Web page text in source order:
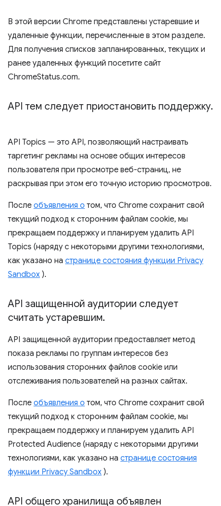
В этой версии Chrome представлены устаревшие и
удаленные функции, перечисленные в этом разделе.
Для получения списков запланированных, текущих и
ранее удаленных функций посетите сайт
ChromeStatus.com.
API тем следует приостановить поддержку.
API Topics — это API, позволяющий настраивать
таргетинг рекламы на основе общих интересов
пользователя при просмотре веб-страниц, не
раскрывая при этом его точную историю просмотров.
После объявления о том, что Chrome сохранит свой
текущий подход к сторонним файлам cookie, мы
прекращаем поддержку и планируем удалить API
Topics (наряду с некоторыми другими технологиями,
как указано на странице состояния функции Privacy
Sandbox ).
API защищенной аудитории следует
считать устаревшим.
API защищенной аудитории предоставляет метод
показа рекламы по группам интересов без
использования сторонних файлов cookie или
отслеживания пользователей на разных сайтах.
После объявления о том, что Chrome сохранит свой
текущий подход к сторонним файлам cookie, мы
прекращаем поддержку и планируем удалить API
Protected Audience (наряду с некоторыми другими
технологиями, как указано на странице состояния
функции Privacy Sandbox ).
API общего хранилища объявлен